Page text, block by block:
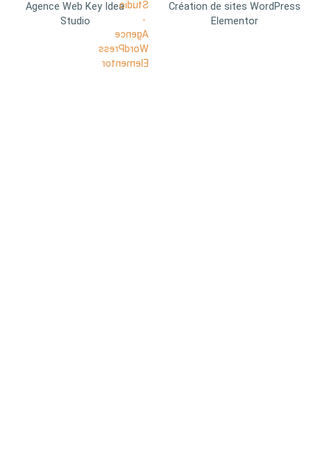
Agence Web Key Idea
Studio
Création de sites WordPress
Elementor